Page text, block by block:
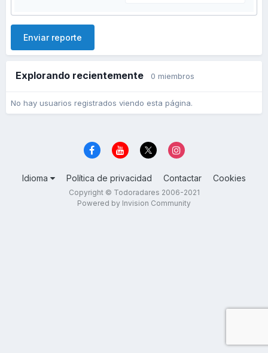
Enviar reporte
Explorando recientemente 0 miembros
No hay usuarios registrados viendo esta página.
Idioma Política de privacidad Contactar Cookies
Copyright © Todoradares 2006-2021
Powered by Invision Community